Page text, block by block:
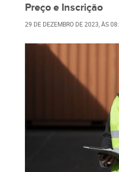
Preço e Inscrição
29 DE DEZEMBRO DE 2023 , ÀS